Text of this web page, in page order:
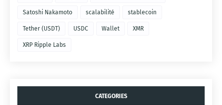
Satoshi Nakamoto scalabilité stablecoin
Tether (USDT) USDC Wallet XMR
XRP Ripple Labs
CATEGORIES